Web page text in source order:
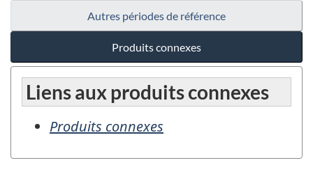
Autres périodes de référence
Produits connexes
Liens aux produits connexes
Produits connexes